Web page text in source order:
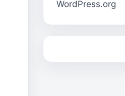
WordPress.org